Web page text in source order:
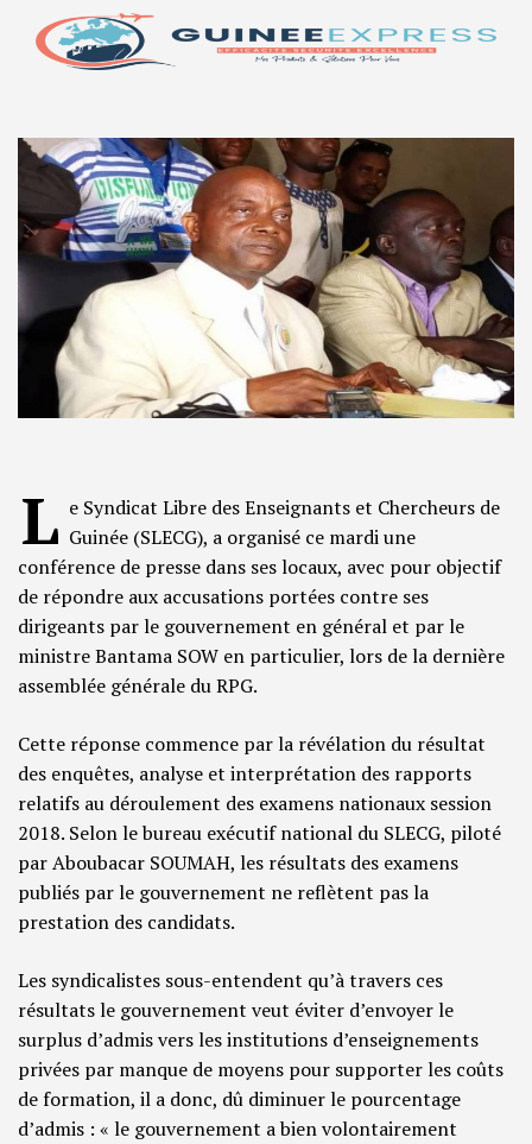
L e Syndicat Libre des Enseignants et Chercheurs de
Guinée (SLECG), a organisé ce mardi une
conférence de presse dans ses locaux, avec pour objectif
de répondre aux accusations portées contre ses
dirigeants par le gouvernement en général et par le
ministre Bantama SOW en particulier, lors de la dernière
assemblée générale du RPG.
Cette réponse commence par la révélation du résultat
des enquêtes, analyse et interprétation des rapports
relatifs au déroulement des examens nationaux session
2018. Selon le bureau exécutif national du SLECG, piloté
par Aboubacar SOUMAH, les résultats des examens
publiés par le gouvernement ne reflètent pas la
prestation des candidats.
Les syndicalistes sous-entendent qu’à travers ces
résultats le gouvernement veut éviter d’envoyer le
surplus d’admis vers les institutions d’enseignements
privées par manque de moyens pour supporter les coûts
de formation, il a donc, dû diminuer le pourcentage
d’admis : « le gouvernement a bien volontairement